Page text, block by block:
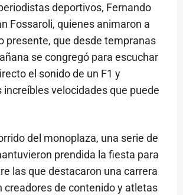
deportivos, Fernando
Fossaroli, quienes animaron a
presente, que desde tempranas
se congregó para escuchar
el sonido de un F1 y
increíbles velocidades que puede
del monoplaza, una serie de
prendida la fiesta para
las que destacaron una carrera
creadores de contenido y atletas